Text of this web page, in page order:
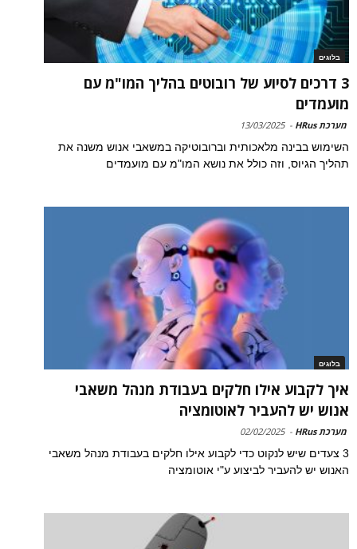
בלוגים
3 דרכים לסיוע של רובוטים בהליך המו"מ עם
מועמדים
מערכת HRus -
13/03/2025
השימוש בבינה מלאכותית וברובוטיקה במשאבי אנוש משנה את
תהליך הגיוס, וזה כולל את נושא המו"מ עם מועמדים
בלוגים
איך לקבוע אילו חלקים בעבודת מנהל משאבי
אנוש יש להעביר לאוטומציה
מערכת HRus -
02/02/2025
3 צעדים שיש לנקוט כדי לקבוע אילו חלקים בעבודת מנהל משאבי
האנוש יש להעביר לביצוע ע"י אוטומציה